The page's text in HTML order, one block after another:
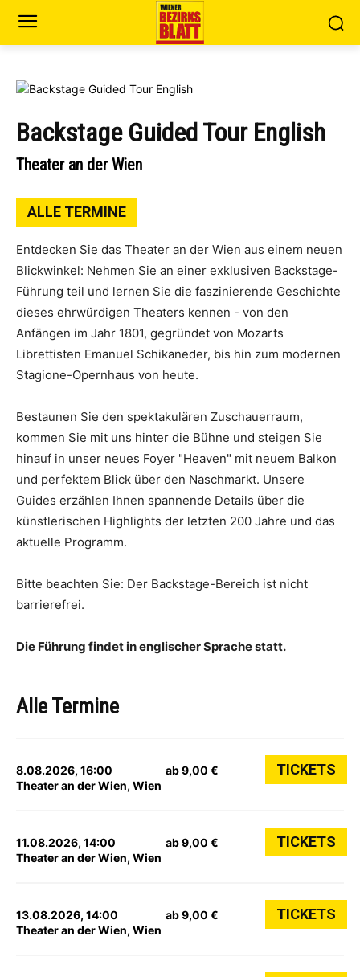
Backstage Guided Tour English
Theater an der Wien
ALLE TERMINE
Entdecken Sie das Theater an der Wien aus einem neuen
Blickwinkel: Nehmen Sie an einer exklusiven Backstage-
Führung teil und lernen Sie die faszinierende Geschichte
dieses ehrwürdigen Theaters kennen - von den
Anfängen im Jahr 1801, gegründet von Mozarts
Librettisten Emanuel Schikaneder, bis hin zum modernen
Stagione-Opernhaus von heute.
Bestaunen Sie den spektakulären Zuschauerraum,
kommen Sie mit uns hinter die Bühne und steigen Sie
hinauf in unser neues Foyer "Heaven" mit neuem Balkon
und perfektem Blick über den Naschmarkt. Unsere
Guides erzählen Ihnen spannende Details über die
künstlerischen Highlights der letzten 200 Jahre und das
aktuelle Programm.
Bitte beachten Sie: Der Backstage-Bereich ist nicht
barrierefrei.
Die Führung findet in englischer Sprache statt.
Alle Termine
8.08.2026, 16:00
Theater an der Wien, Wien
ab 9,00 € TICKETS
11.08.2026, 14:00
Theater an der Wien, Wien
ab 9,00 € TICKETS
13.08.2026, 14:00
Theater an der Wien, Wien
ab 9,00 € TICKETS